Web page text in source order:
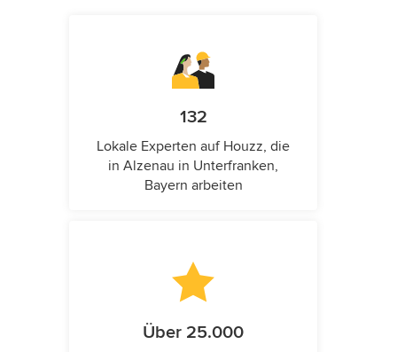
132
Lokale Experten auf Houzz, die
in Alzenau in Unterfranken,
Bayern arbeiten
Über 25.000